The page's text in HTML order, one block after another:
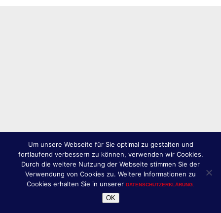
Um unsere Webseite für Sie optimal zu gestalten und
fortlaufend verbessern zu können, verwenden wir Cookies.
Durch die weitere Nutzung der Webseite stimmen Sie der
Verwendung von Cookies zu. Weitere Informationen zu
Cookies erhalten Sie in unserer DATENSCHUTZERKLÄRUNG.
OK